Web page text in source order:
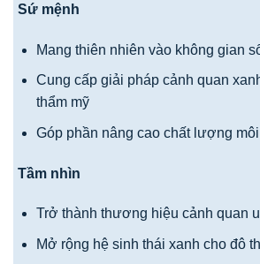
Sứ mệnh
Mang thiên nhiên vào không gian
Cung cấp giải pháp cảnh quan
thẩm mỹ
Góp phần nâng cao chất lượng
Tầm nhìn
Trở thành thương hiệu cảnh quan
Mở rộng hệ sinh thái xanh cho đô